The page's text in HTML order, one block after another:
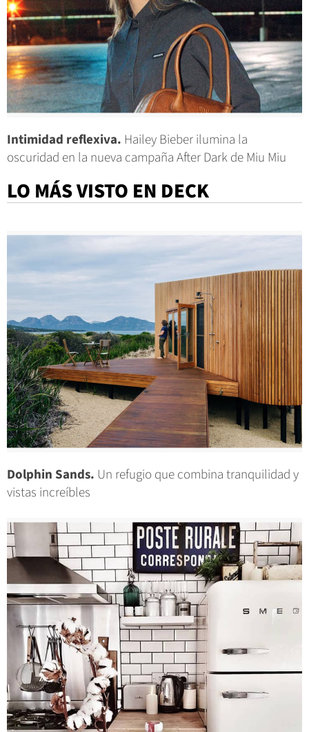
Intimidad reflexiva. Hailey Bieber ilumina la
oscuridad en la nueva campaña After Dark de Miu Miu
LO MÁS VISTO EN DECK
Dolphin Sands. Un refugio que combina tranquilidad y
vistas increíbles